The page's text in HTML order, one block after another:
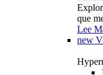
que
Lee
new